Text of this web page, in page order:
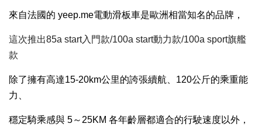
來自法國的 yeep.me電動滑板車是歐洲相當知名的品牌，
這次推出85a start入門款/100a start動力款/100a sport旗艦
款
除了擁有高達15-20km公里的誇張續航、120公斤的乘重能
力、
穩定騎乘感與 5～25KM 各年齡層都適合的行駛速度以外，